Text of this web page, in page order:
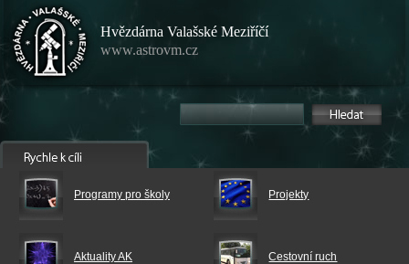
Hvězdárna Valašské Meziříčí
www.astrovm.cz
Programy pro školy Projekty
Aktuality AK Cestovní ruch